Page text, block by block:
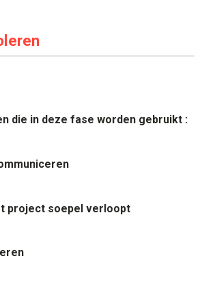
die in deze fase worden gebruikt :
project soepel verloopt